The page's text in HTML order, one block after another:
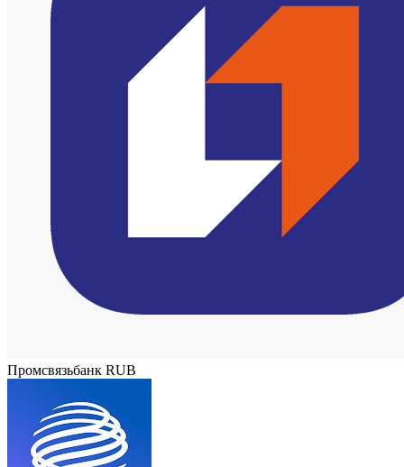
Промсвязьбанк RUB